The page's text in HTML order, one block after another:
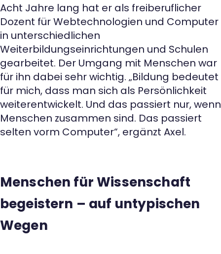
Acht Jahre lang hat er als freiberuflicher
Dozent für Webtechnologien und Computer
in unterschiedlichen
Weiterbildungseinrichtungen und Schulen
gearbeitet. Der Umgang mit Menschen war
für ihn dabei sehr wichtig. „Bildung bedeutet
für mich, dass man sich als Persönlichkeit
weiterentwickelt. Und das passiert nur, wenn
Menschen zusammen sind. Das passiert
selten vorm Computer“, ergänzt Axel.
Menschen für Wissenschaft
begeistern – auf untypischen
Wegen